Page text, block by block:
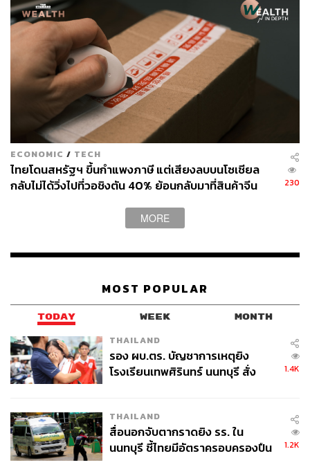
นอกจากนี้บริษัทฯ ยังเน้นการส่งต่อความสุขสู่สังคม ซึ่ง
รวมถึงทุกๆ คนนอกเหนือจากลูกค้า ด้วยการร่วมมือกับ
บริษัทฯ ในเครือต่างๆ ทั้งการเป็นพันธมิตรกับสตาร์ทอัพ
ด้าน Insurtech และ Healthtech การนำเสนอและเปรียบ
เทียบประกันภัยออนไลน์ และการพัฒนาเทคโนโลยี AI
อย่างครบวงจร เพื่อร่วมกันนำเสนอทางเลือกที่เป็น
มากกว่าประกันชีวิตแก่ทั้งลูกค้าเมืองไทยประกันชีวิต
และบุคคลทั่วไป พร้อมกันนี้บริษัทฯ ยังประกาศความมุ่ง
มั่นที่จะปฏิบัติตามนโยบายและเป้าหมายด้าน ESG
อย่างครบถ้วนทุกมิติ ทั้งสิ่งแวดล้อม สังคม ธรรมาภิ
บาล และเศรษฐกิจ เพื่อสร้างความสุขอย่างยั่งยืนกับทั้ง
ผ่านแอปพลิเคชันต่างๆ ที่คุณสะดวกหรือใช้งานอยู่แล้วได้เลย
TAGS: เศรษฐกิจไทย
กลุ่มประเทศ CLMV
พฤติกรรมผู้บริโภค
เมืองไทยประกันชีวิต
เชื้อไวรัสโคโรนา
สาระ ล่ำซำ
โควิด-19
ECONOMIC / TECH
ไทยโดนสหรัฐฯ ขึ้นกำแพงภาษี แต่เสียงลบบนโซเชียล
กลับไม่ได้วิ่งไปที่วอชิงตัน 40% ย้อนกลับมาที่สินค้าจีน
230
MORE
MOST POPULAR
TODAY WEEK MONTH
THAILAND
รอง ผบ.ตร. บัญชาการเหตุยิง
โรงเรียนเทพศิรินทร์ นนทบุรี สั่ง
1.4K
THAILAND
สื่อนอกจับตากราดยิง รร. ใน
นนทบุรี ชี้ไทยมีอัตราครอบครองปืน
1.2K